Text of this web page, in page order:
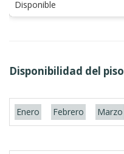
Disponible
Disponibilidad del piso
Enero Febrero Marzo